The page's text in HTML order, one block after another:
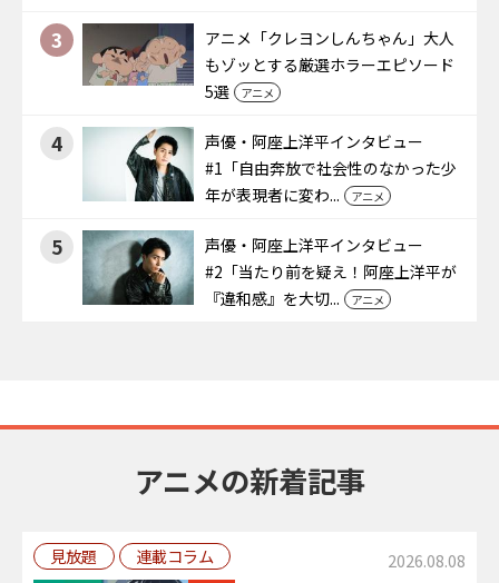
3
アニメ「クレヨンしんちゃん」大人
もゾッとする厳選ホラーエピソード
5選
アニメ
4
声優・阿座上洋平インタビュー
#1「自由奔放で社会性のなかった少
年が表現者に変わ...
アニメ
5
声優・阿座上洋平インタビュー
#2「当たり前を疑え！阿座上洋平が
『違和感』を大切...
アニメ
アニメの新着記事
見放題 連載コラム 2026.08.08